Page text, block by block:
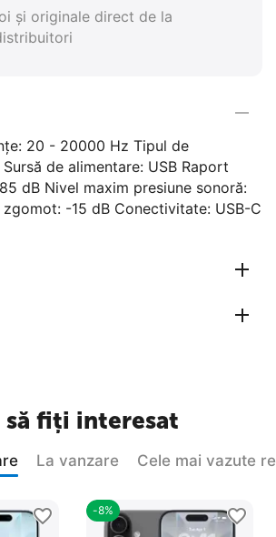
și originale direct de la
20 - 20000 Hz Tipul de
de alimentare: USB Raport
dB Nivel maxim presiune sonoră:
zgomot: -15 dB Conectivitate: USB-C
să fiți interesat
La vanzare Cele mai vazute
-8%